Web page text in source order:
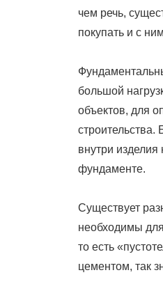
чем речь,
покупать и с
большой
объектов, для
строительства.
внутри
фундаменте.
Существует
необходимы
то есть
цементом, так